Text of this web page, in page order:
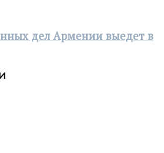
дел Армении выедет в